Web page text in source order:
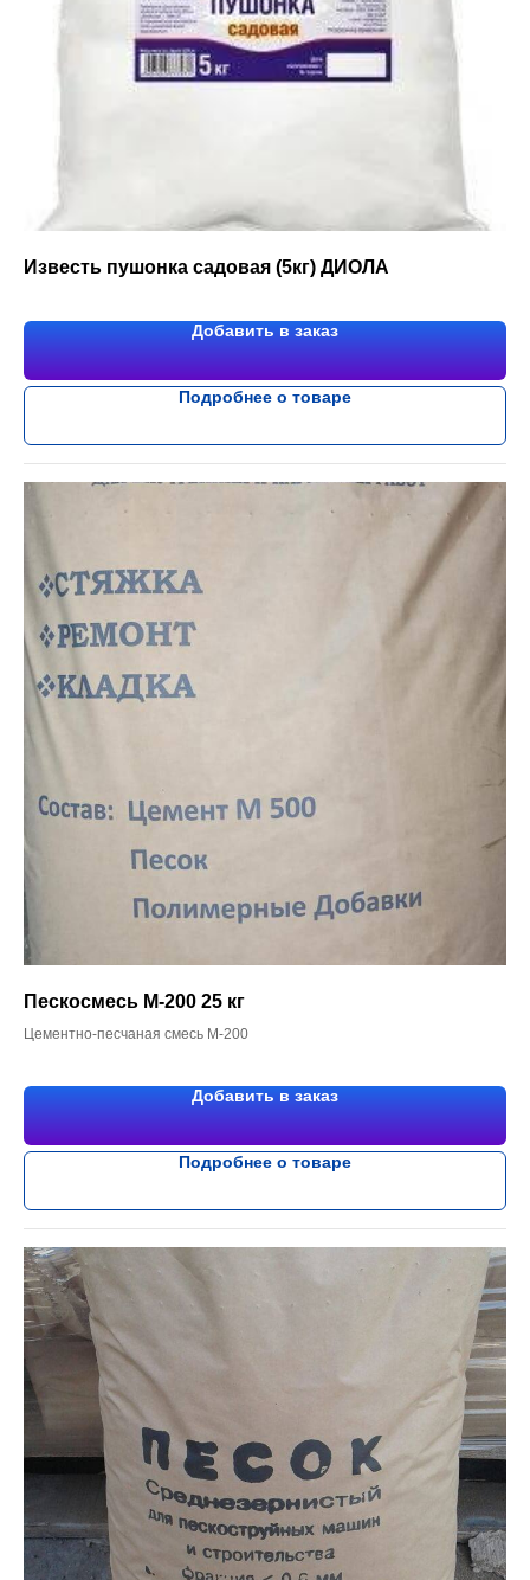
Известь пушонка садовая (5кг) ДИОЛА
Добавить в заказ
Подробнее о товаре
Пескосмесь М-200 25 кг
Цементно-песчаная смесь М-200
Добавить в заказ
Подробнее о товаре